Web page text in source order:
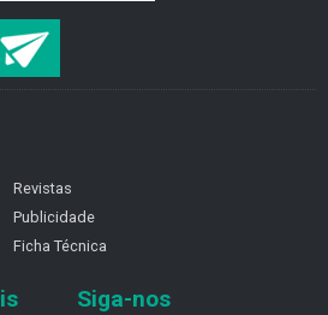
Revistas
Publicidade
Ficha Técnica
Siga-nos